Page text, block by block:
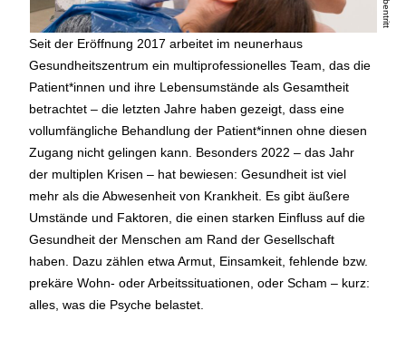
Seit der Eröffnung 2017 arbeitet im neunerhaus
Gesundheitszentrum ein multiprofessionelles Team, das die
Patient*innen und ihre Lebensumstände als Gesamtheit
betrachtet – die letzten Jahre haben gezeigt, dass eine
vollumfängliche Behandlung der Patient*innen ohne diesen
Zugang nicht gelingen kann. Besonders 2022 – das Jahr
der multiplen Krisen – hat bewiesen: Gesundheit ist viel
mehr als die Abwesenheit von Krankheit. Es gibt äußere
Umstände und Faktoren, die einen starken Einfluss auf die
Gesundheit der Menschen am Rand der Gesellschaft
haben. Dazu zählen etwa Armut, Einsamkeit, fehlende bzw.
prekäre Wohn- oder Arbeitssituationen, oder Scham – kurz:
alles, was die Psyche belastet.